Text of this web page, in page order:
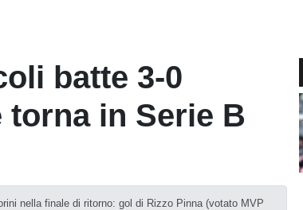
batte 3-0
in Serie B
nella finale di ritorno: gol di Rizzo Pinna (votato MVP